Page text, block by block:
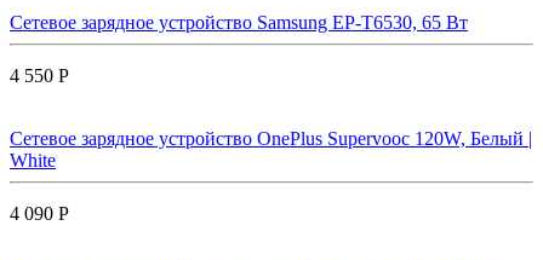
Сетевое зарядное устройство Samsung EP-T6530, 65 Вт
4 550 Р
Сетевое зарядное устройство OnePlus Supervooc 120W, Белый |
White
4 090 Р